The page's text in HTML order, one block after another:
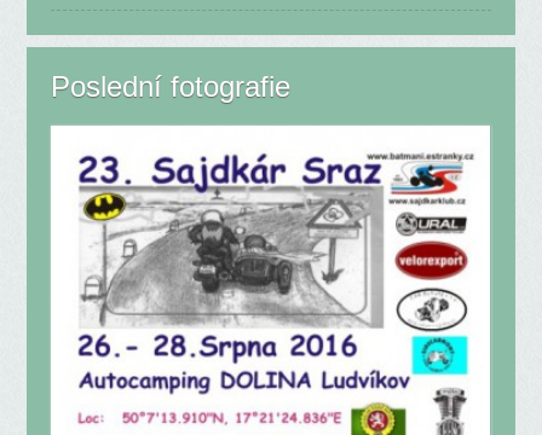
Poslední fotografie